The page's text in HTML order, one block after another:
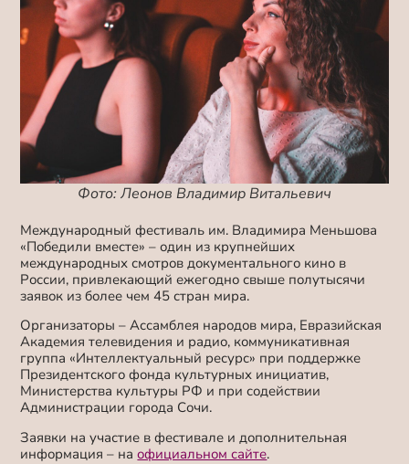
Фото: Леонов Владимир Витальевич
Международный фестиваль им. Владимира Меньшова
«Победили вместе»– один из крупнейших
международных смотров документального кино в
России, привлекающий ежегодно свыше полутысячи
заявок из более чем 45 стран мира.
Организаторы – Ассамблея народов мира, Евразийская
Академия телевидения и радио, коммуникативная
группа «Интеллектуальный ресурс» при поддержке
Президентского фонда культурных инициатив,
Министерства культуры РФ и при содействии
Администрации города Сочи.
Заявки на участие в фестивале и дополнительная
информация – наофициальном сайте.